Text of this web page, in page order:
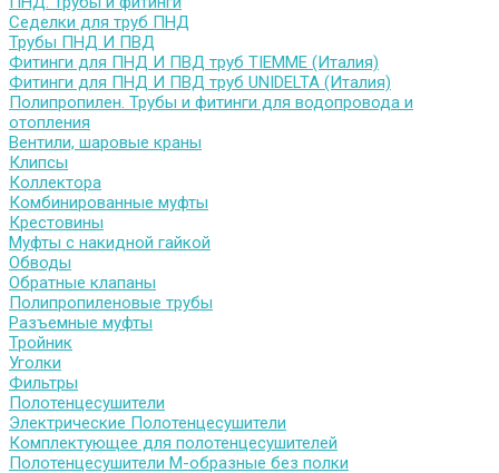
Седелки для труб ПНД
Трубы ПНД И ПВД
Фитинги для ПНД И ПВД труб TIEMME (Италия)
Фитинги для ПНД И ПВД труб UNIDELTA (Италия)
Полипропилен. Трубы и фитинги для водопровода и
отопления
Вентили, шаровые краны
Клипсы
Коллектора
Комбинированные муфты
Крестовины
Муфты с накидной гайкой
Обводы
Обратные клапаны
Полипропиленовые трубы
Разъемные муфты
Тройник
Уголки
Фильтры
Полотенцесушители
Электрические Полотенцесушители
Комплектующее для полотенцесушителей
Полотенцесушители М-образные без полки